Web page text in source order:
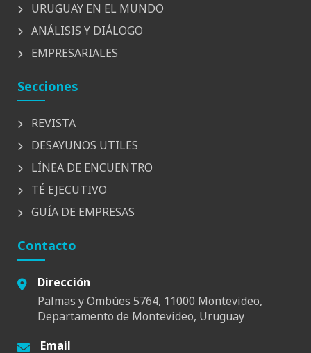
URUGUAY EN EL MUNDO
ANÁLISIS Y DIÁLOGO
EMPRESARIALES
Secciones
REVISTA
DESAYUNOS UTILES
LÍNEA DE ENCUENTRO
TÉ EJECUTIVO
GUÍA DE EMPRESAS
Contacto
Dirección
Palmas y Ombúes 5764, 11000 Montevideo,
Departamento de Montevideo, Uruguay
Email